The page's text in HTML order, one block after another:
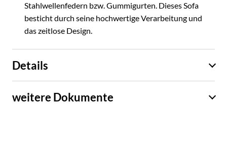
Stahlwellenfedern bzw. Gummigurten. Dieses Sofa
besticht durch seine hochwertige Verarbeitung und
das zeitlose Design.
Details
weitere Dokumente